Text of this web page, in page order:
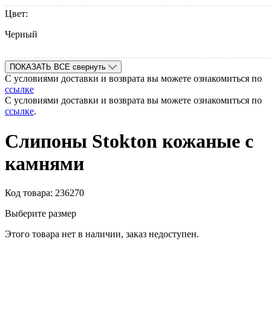
Цвет:
Черный
ПОКАЗАТЬ ВСЕ свернуть
С условиями доставки и возврата вы можете ознакомиться по
ссылке
С условиями доставки и возврата вы можете ознакомиться по
ссылке.
Cлипоны Stokton кожаные с
камнями
Код товара: 236270
Выберите размер
Этого товара нет в наличии, заказ недоступен.